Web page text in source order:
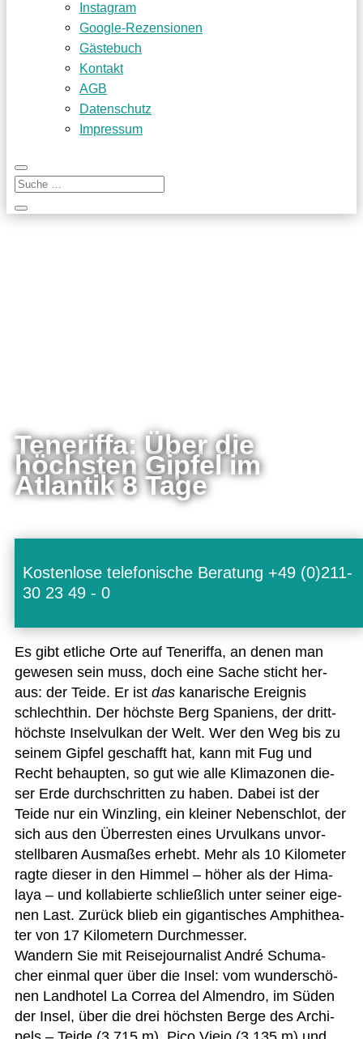
Instagram
Google-Rezensionen
Gästebuch
Kontakt
AGB
Datenschutz
Impressum
Teneriffa: Über die
höchsten Gipfel im
Atlantik 8 Tage
Kostenlose telefonische Beratung +49 (0)211-
30 23 49 - 0
Es gibt etli­che Orte auf Tene­riffa, an denen man
gewe­sen sein muss, doch eine Sache sticht her­
aus: der Teide. Er ist das kana­ri­sche Ereig­nis
schlecht­hin. Der höchste Berg Spa­ni­ens, der dritt­
höchste Insel­vul­kan der Welt. Wer den Weg bis zu
sei­nem Gip­fel geschafft hat, kann mit Fug und
Recht behaup­ten, so gut wie alle Kli­ma­zo­nen die­
ser Erde durch­schrit­ten zu haben. Dabei ist der
Teide nur ein Winz­ling, ein klei­ner Neben­schlot, der
sich aus den Über­res­ten eines Urvul­kans unvor­
stell­ba­ren Aus­ma­ßes erhebt. Mehr als 10 Kilo­me­ter
ragte die­ser in den Him­mel – höher als der Hima­
laya – und kol­la­bierte schließ­lich unter sei­ner eige­
nen Last. Zurück blieb ein gigan­ti­sches Amphi­thea­
ter von 17 Kilo­me­tern Durch­mes­ser.
Wan­dern Sie mit Rei­se­jour­na­list André Schu­ma­
cher ein­mal quer über die Insel: vom wun­der­schö­
nen Land­ho­tel La Cor­rea del Almen­dro, im Süden
der Insel, über die drei höchs­ten Berge des Archi­